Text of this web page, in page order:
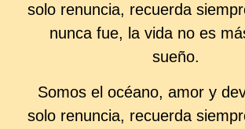
solo renuncia, recuerda
nunca fue, la vida no es
sueño.
Somos el océano, amor y
solo renuncia, recuerda